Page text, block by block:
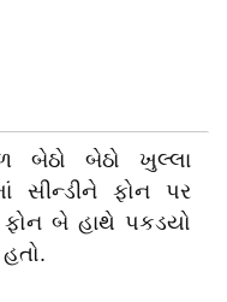
બેઠો બેઠો ખુલ્લા
સીન્ડીને ફોન પર
બે હાથે પકડયો